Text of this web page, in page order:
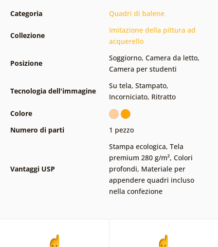
Categoria Quadri di balene
Collezione
Imitazione della pittura ad
acquerello
Posizione
Soggiorno, Camera da letto,
Camera per studenti
Tecnologia dell'immagine
Su tela, Stampato,
Incorniciato, Ritratto
Colore
Numero di parti
1 pezzo
Vantaggi USP
Stampa ecologica, Tela
premium 280 g/m², Colori
profondi, Materiale per
appendere quadri incluso
nella confezione